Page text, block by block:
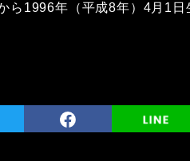
ら1996年（平成8年）4月1日